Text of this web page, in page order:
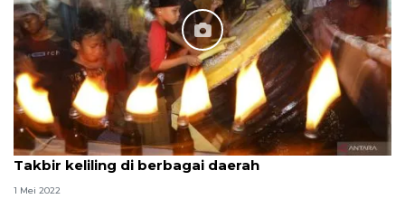
Takbir keliling di berbagai daerah
1 Mei 2022